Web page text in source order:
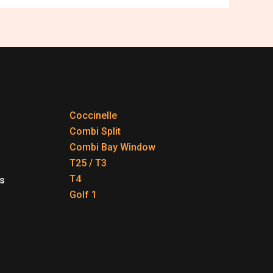
Coccinelle
Combi Split
Combi Bay Window
T25 / T3
T4
Golf 1